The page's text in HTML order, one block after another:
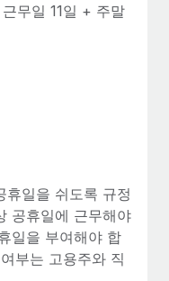
Xero와의 통합과
Plus
무일 11일 + 주말
휴일을 쉬도록 규정
공휴일에 근무해야
일을 부여해야 합
부는 고용주와 직